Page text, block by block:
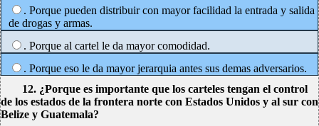
. Porque pueden distribuir con mayor facilidad la entrada y salida
de drogas y armas.
. Porque al cartel le da mayor comodidad.
. Porque eso le da mayor jerarquia antes sus demas adversarios.
12. ¿Porque es importante que los carteles tengan el control
de los estados de la frontera norte con Estados Unidos y al sur con
Belize y Guatemala?